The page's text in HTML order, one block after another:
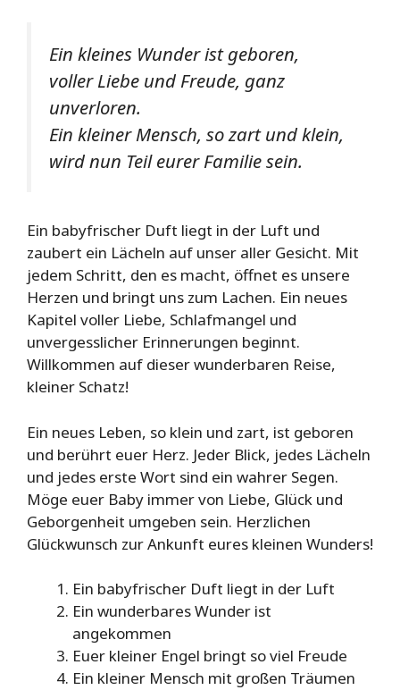
Ein kleines Wunder ist geboren,
voller Liebe und Freude, ganz
unverloren.
Ein kleiner Mensch, so zart und klein,
wird nun Teil eurer Familie sein.
Ein babyfrischer Duft liegt in der Luft und
zaubert ein Lächeln auf unser aller Gesicht. Mit
jedem Schritt, den es macht, öffnet es unsere
Herzen und bringt uns zum Lachen. Ein neues
Kapitel voller Liebe, Schlafmangel und
unvergesslicher Erinnerungen beginnt.
Willkommen auf dieser wunderbaren Reise,
kleiner Schatz!
Ein neues Leben, so klein und zart, ist geboren
und berührt euer Herz. Jeder Blick, jedes Lächeln
und jedes erste Wort sind ein wahrer Segen.
Möge euer Baby immer von Liebe, Glück und
Geborgenheit umgeben sein. Herzlichen
Glückwunsch zur Ankunft eures kleinen Wunders!
Ein babyfrischer Duft liegt in der Luft
Ein wunderbares Wunder ist
angekommen
Euer kleiner Engel bringt so viel Freude
Ein kleiner Mensch mit großen Träumen